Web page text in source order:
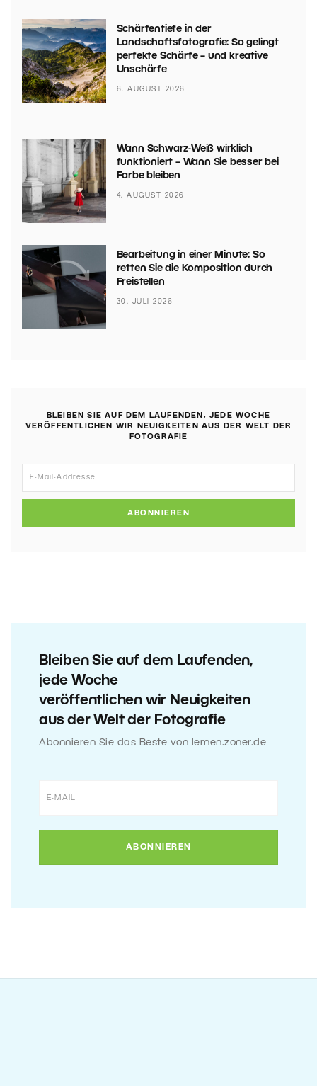
Schärfentiefe in der
Landschaftsfotografie: So gelingt
perfekte Schärfe – und kreative
Unschärfe
6. AUGUST 2026
Wann Schwarz-Weiß wirklich
funktioniert – Wann Sie besser bei
Farbe bleiben
4. AUGUST 2026
Bearbeitung in einer Minute: So
retten Sie die Komposition durch
Freistellen
30. JULI 2026
BLEIBEN SIE AUF DEM LAUFENDEN, JEDE WOCHE
VERÖFFENTLICHEN WIR NEUIGKEITEN AUS DER WELT DER
FOTOGRAFIE
ABONNIEREN
Bleiben Sie auf dem Laufenden,
jede Woche
veröffentlichen wir Neuigkeiten
aus der Welt der Fotografie
Abonnieren Sie das Beste von lernen.zoner.de